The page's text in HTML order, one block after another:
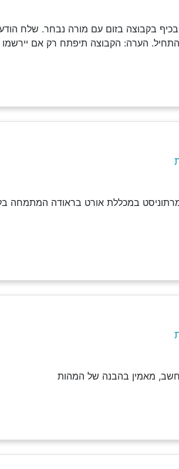
בקבוצה בזום עם מורה נבחר. שלח
הערה: הקבוצה תיפתח רק אם יירשמו
במכללת אורט בראודה המתמחה
מאמין בהבנה של המהות